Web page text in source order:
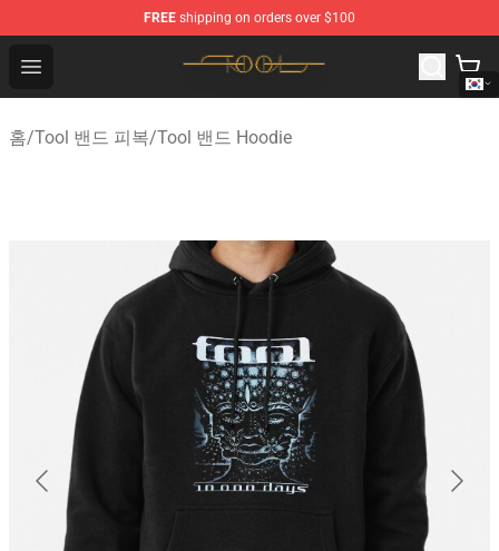
FREE shipping on orders over $100
Open menu
Tool Store - Official Tool Merchandise Shop
홈/Tool 밴드 피복/Tool 밴드 Hoodie